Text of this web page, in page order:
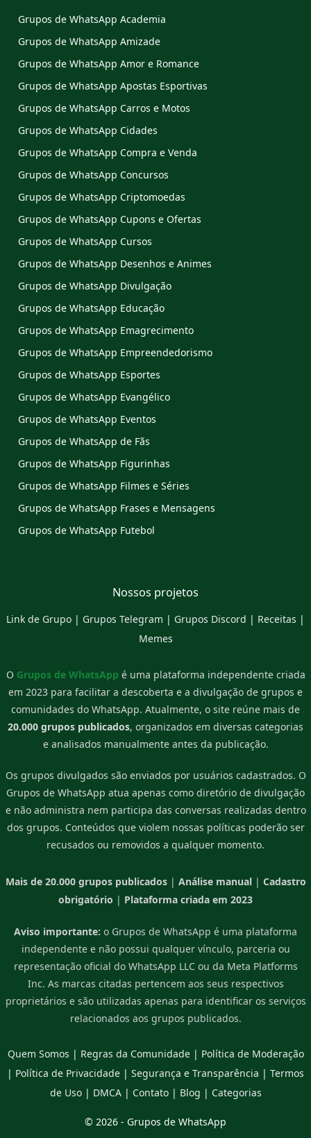
Grupos de WhatsApp Academia
Grupos de WhatsApp Amizade
Grupos de WhatsApp Amor e Romance
Grupos de WhatsApp Apostas Esportivas
Grupos de WhatsApp Carros e Motos
Grupos de WhatsApp Cidades
Grupos de WhatsApp Compra e Venda
Grupos de WhatsApp Concursos
Grupos de WhatsApp Criptomoedas
Grupos de WhatsApp Cupons e Ofertas
Grupos de WhatsApp Cursos
Grupos de WhatsApp Desenhos e Animes
Grupos de WhatsApp Divulgação
Grupos de WhatsApp Educação
Grupos de WhatsApp Emagrecimento
Grupos de WhatsApp Empreendedorismo
Grupos de WhatsApp Esportes
Grupos de WhatsApp Evangélico
Grupos de WhatsApp Eventos
Grupos de WhatsApp de Fãs
Grupos de WhatsApp Figurinhas
Grupos de WhatsApp Filmes e Séries
Grupos de WhatsApp Frases e Mensagens
Grupos de WhatsApp Futebol
Nossos projetos
Link de Grupo | Grupos Telegram | Grupos Discord | Receitas |
Memes
O Grupos de WhatsApp é uma plataforma independente criada
em 2023 para facilitar a descoberta e a divulgação de grupos e
comunidades do WhatsApp. Atualmente, o site reúne mais de
20.000 grupos publicados, organizados em diversas categorias
e analisados manualmente antes da publicação.
Os grupos divulgados são enviados por usuários cadastrados. O
Grupos de WhatsApp atua apenas como diretório de divulgação
e não administra nem participa das conversas realizadas dentro
dos grupos. Conteúdos que violem nossas políticas poderão ser
recusados ou removidos a qualquer momento.
Mais de 20.000 grupos publicados| Análise manual| Cadastro
obrigatório | Plataforma criada em 2023
Aviso importante: o Grupos de WhatsApp é uma plataforma
independente e não possui qualquer vínculo, parceria ou
representação oficial do WhatsApp LLC ou da Meta Platforms
Inc. As marcas citadas pertencem aos seus respectivos
proprietários e são utilizadas apenas para identificar os serviços
relacionados aos grupos publicados.
Quem Somos | Regras da Comunidade| Política de Moderação
| Política de Privacidade | Segurança e Transparência | Termos
de Uso| DMCA| Contato| Blog | Categorias
© 2026 - Grupos de WhatsApp